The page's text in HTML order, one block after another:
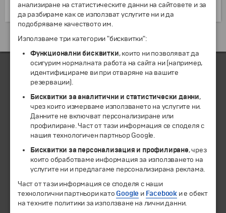
Екскурзии и почивки до Италия »
© 1994-2026 Бохемия ООД.Всички права запазени.
анализиране на статистическите данни на сайтовете и за
да разбираме как се използват услугите ни и да
подобряваме качеството им.
Използваме три категории "бисквитки":
Функционални бисквитки, които ни позволяват да
осигурим нормалната работа на сайта ни (например,
идентифицираме ви при отваряне на вашите
резервации).
Бисквитки за аналитични и статистически данни,
чрез които измерваме използването на услугите ни.
Данните не включват персонализиране или
профилиране. Част от тази информация се споделя с
нашия технологичен партньор Google.
Бисквитки за персонализация и профилиране, чрез
които обработваме информация за използването на
услугите ни и предлагаме персонализирана реклама.
Част от тази информация се споделя с наши
технологични партньори като Google и Facebook и е обект
на техните политики за използване на лични данни.